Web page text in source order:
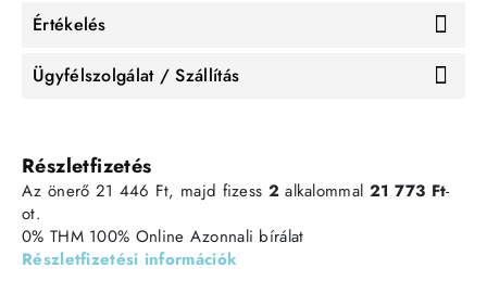
Értékelés
Ügyfélszolgálat / Szállítás
Részletfizetés
Az önerő 21 446 Ft, majd fizess 2alkalommal 21 773 Ft-
ot.
0% THM 100% Online Azonnali bírálat
Részletfizetési információk